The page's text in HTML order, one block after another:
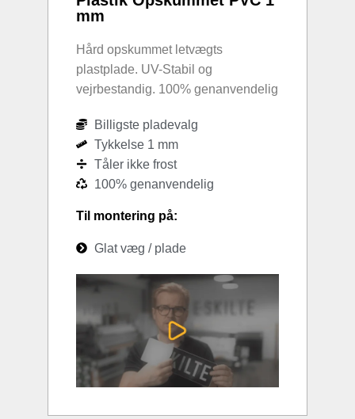
mm
Hård opskummet letvægts
plastplade. UV-Stabil og
vejrbestandig. 100% genanvendelig
Billigste pladevalg
Tykkelse 1 mm
Tåler ikke frost
100% genanvendelig
Til montering på:
Glat væg / plade